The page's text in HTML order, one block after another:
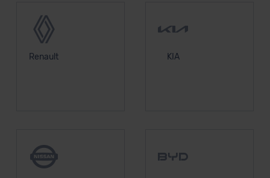
datenschutz@meinauto.de anfordern.
Datenschutzerklärung Impressum
Renault KIA